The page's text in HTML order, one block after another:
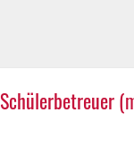
Schülerbetreuer